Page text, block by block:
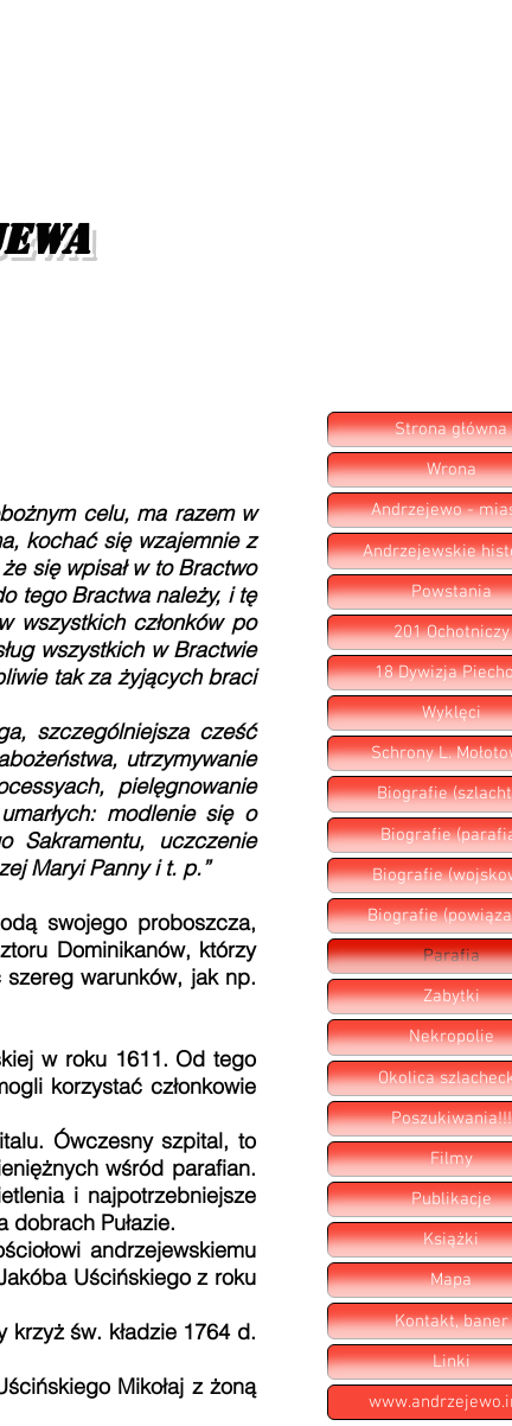
celu, ma razem w
kochać się wzajemnie z
się wpisał w to Bractwo
tego Bractwa należy, i tę
wszystkich członków po
wszystkich w Bractwie
tak za żyjących braci
szczególniejsza cześć
utrzymywanie
pielęgnowanie
modlenie się o
Sakramentu, uczczenie
Maryi Panny i t. p.”
swojego proboszcza,
Dominikanów, którzy
warunków, jak np.
w roku 1611. Od tego
korzystać członkowie
Ówczesny szpital, to
wśród parafian.
i najpotrzebniejsze
dobrach Pułazie.
andrzejewskiemu
Uścińskiego z roku
św. kładzie 1764 d.
Mikołaj z żoną
Strona główna
Wrona
Andrzejewo -
Andrzejewskie
Powstania
201 Ochotniczy
18 Dywizja
Wyklęci
Schrony L.
Biografie
Biografie
Biografie
Biografie
Parafia
Zabytki
Nekropolie
Okolica
Poszukiwania!!!
Filmy
Publikacje
Książki
Mapa
Kontakt, baner
Linki